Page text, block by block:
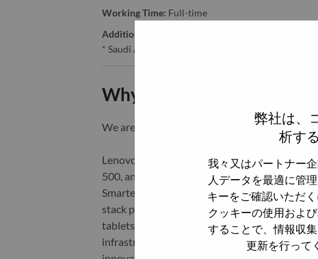
弊社は、
析す
我々又はパートナー
人データを最適に管
キーをご確認いただく
クッキーの使用およ
することで、情報収
更新を行って
Working Time: Full-time
Additional Locations
* Saudi Arabia
Why Work at Lenovo
We are Lenovo. We do what we say. We
Lenovo is a US$83 billion revenue global
500, and serving millions of customers every
Smarter Technology for All, Lenovo has built
stack portfolio of AI-enabled, AI-ready, and
tablets), infrastructure (server, storage,
infrastructure), software, solutions, and